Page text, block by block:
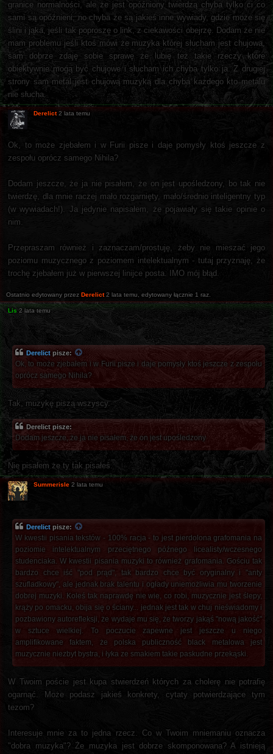
granice normalności, ale że jest opóźniony twierdzą chyba tylko ci co
sami są opóźnieni, no chyba że są jakieś inne wywiady, gdzie może się
ślini i jąka, jeśli tak poproszę o link, z ciekawości obejrzę. Dodam że nie
mam problemu jeśli ktoś mówi że muzyka której słucham jest chujowa,
sam dobrze zdaję sobie sprawę że lubię też takie rzeczy które
obiektywnie mogą być chujowe i słucham ich chyba tylko ja. Z drugiej
strony sam metal jest chujową muzyką dla chyba każdego kto metalu
nie słucha.
Derelict 2 lata temu
Ok, to może zjebałem i w Furii pisze i daje pomysły ktoś jeszcze z
zespołu oprócz samego Nihila?
Dodam jeszcze, że ja nie pisałem, że on jest upośledzony, bo tak nie
twierdzę, dla mnie raczej mało rozgarnięty, mało/średnio inteligentny typ
(w wywiadach!). Ja jedynie napisałem, że pojawiały się takie opinie o
nim.
Przepraszam również i zaznaczam/prostuję, żeby nie mieszać jego
poziomu muzycznego z poziomem intelektualnym - tutaj przyznaję, że
trochę zjebałem już w pierwszej linijce posta. IMO mój błąd.
Ostatnio edytowany przez Derelict 2 lata temu , edytowany łącznie 1 raz.
Lis 2 lata temu
Derelict pisze:
Ok, to może zjebałem i w Furii pisze i daje pomysły ktoś jeszcze z zespołu
oprócz samego Nihila?
Tak, muzykę piszą wszyscy.
Derelict pisze:
Dodam jeszcze, że ja nie pisałem, że on jest upośledzony
Nie pisałem że ty tak pisałeś.
Summerisle 2 lata temu
Derelict pisze:
W kwestii pisania tekstów - 100% racja - to jest pierdolona grafomania na
poziomie intelektualnym przeciętnego późnego licealisty/wczesnego
studenciaka. W kwestii pisania muzyki to również grafomania. Gościu tak
bardzo chce iść "pod prąd", tak bardzo chce być oryginalny i "anty
szufladkowy", ale jednak brak talentu i ogłady uniemożliwia mu tworzenie
dobrej muzyki. Koleś tak naprawdę nie wie, co robi, muzycznie jest ślepy,
krąży po omacku, obija się o ściany... jednak jest tak w chuj nieświadomy i
pozbawiony autorefleksji, że wydaje mu się, że tworzy jakąś "nową jakość"
w sztuce wielkiej. To poczucie zapewne jest jeszcze u niego
amplifikowane faktem, że polska publiczność black metalowa jest
muzycznie niezbyt bystra, i łyka ze smakiem takie paskudne przekąski.
W Twoim poście jest kupa stwierdzeń których za cholerę nie potrafię
ogarnąć. Może podasz jakieś konkrety, cytaty potwierdzające tym
tezom?
Interesuje mnie za to jedna rzecz. Co w Twoim mniemaniu oznacza
"dobra muzyka"? Że muzyka jest dobrze skomponowana? A istnieją